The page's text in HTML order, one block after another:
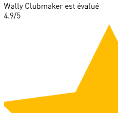
Wally Clubmaker est évalué
4.9/5